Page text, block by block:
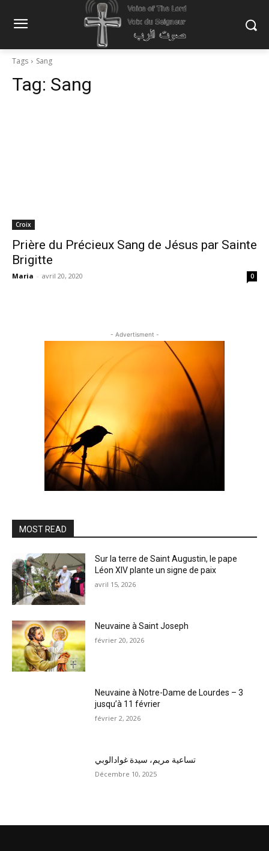
Tags Sang
Tag: Sang
Croix
Prière du Précieux Sang de Jésus par Sainte
Brigitte
Maria - avril 20, 2020 0
- Advertisment -
MOST READ
Sur la terre de Saint Augustin, le pape
Léon XIV plante un signe de paix
avril 15, 2026
Neuvaine à Saint Joseph
février 20, 2026
Neuvaine à Notre-Dame de Lourdes – 3
jusqu’à 11 février
février 2, 2026
تساعية مريم، سيدة غوادالوبي
Décembre 10, 2025